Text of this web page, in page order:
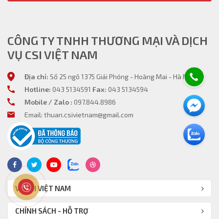
Văn bản sắc nét, dễ đọc
chiếu nội dung đồ họa chuyên nghiệp.
3. Hỗ Trợ 4K Enhancement – Hình Ảnh Chi Tiết Hơn
Máy chiếu Epson EB-L890E được tích hợp công nghệ nâng
cấp hình ảnh 4K Enhancement, giúp tăng độ sắc nét và chi tiết
hiển thị so với độ phân giải WUXGA truyền thống.
CÔNG TY TNHH THƯƠNG MẠI VÀ DỊCH
VỤ CSI VIỆT NAM
Địa chỉ: Số 25 ngõ 1375 Giải Phóng - Hoàng Mai - Hà Nội
Hotline: 043 5134591 Fax: 043 5134594
Mobile / Zalo : 097.844.8986
Email: thuan.csivietnam@gmail.com
VỀ CSI VIỆT NAM
CHÍNH SÁCH - HỖ TRỢ